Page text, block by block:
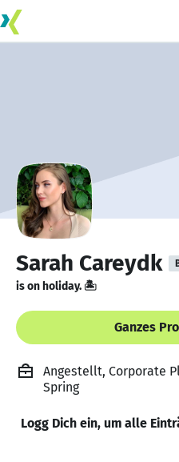
Sarah Careydk
is on holiday. 🏝️
Ganzes
Angestellt, Corporate
Spring
Logg Dich ein, um alle